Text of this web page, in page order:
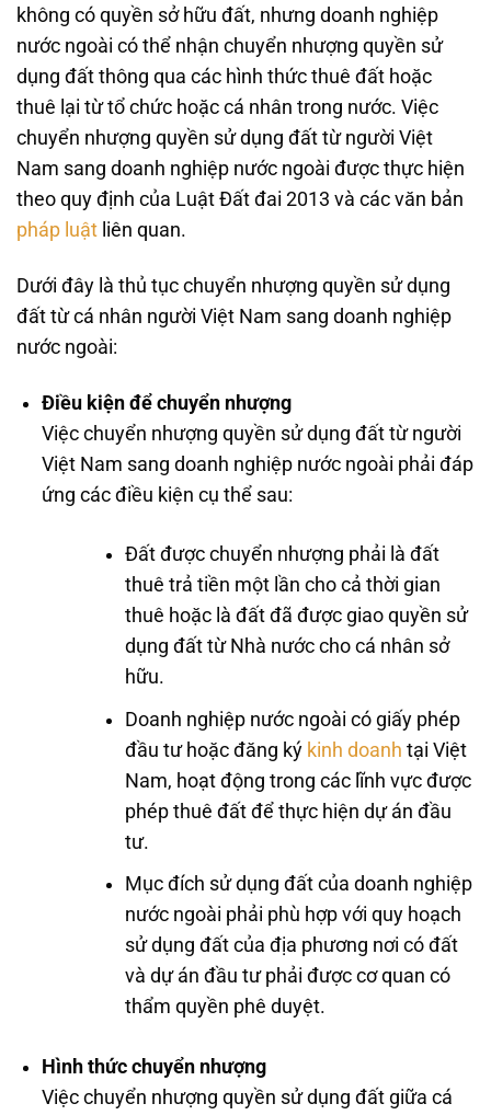
không có quyền sở hữu đất, nhưng doanh nghiệp
nước ngoài có thể nhận chuyển nhượng quyền sử
dụng đất thông qua các hình thức thuê đất hoặc
thuê lại từ tổ chức hoặc cá nhân trong nước. Việc
chuyển nhượng quyền sử dụng đất từ người Việt
Nam sang doanh nghiệp nước ngoài được thực hiện
theo quy định của Luật Đất đai 2013 và các văn bản
pháp luật liên quan.
Dưới đây là thủ tục chuyển nhượng quyền sử dụng
đất từ cá nhân người Việt Nam sang doanh nghiệp
nước ngoài:
Điều kiện để chuyển nhượng
Việc chuyển nhượng quyền sử dụng đất từ người
Việt Nam sang doanh nghiệp nước ngoài phải đáp
ứng các điều kiện cụ thể sau:
Đất được chuyển nhượng phải là đất
thuê trả tiền một lần cho cả thời gian
thuê hoặc là đất đã được giao quyền sử
dụng đất từ Nhà nước cho cá nhân sở
hữu.
Doanh nghiệp nước ngoài có giấy phép
đầu tư hoặc đăng kýkinh doanh tại Việt
Nam, hoạt động trong các lĩnh vực được
phép thuê đất để thực hiện dự án đầu
tư.
Mục đích sử dụng đất của doanh nghiệp
nước ngoài phải phù hợp với quy hoạch
sử dụng đất của địa phương nơi có đất
và dự án đầu tư phải được cơ quan có
thẩm quyền phê duyệt.
Hình thức chuyển nhượng
Việc chuyển nhượng quyền sử dụng đất giữa cá